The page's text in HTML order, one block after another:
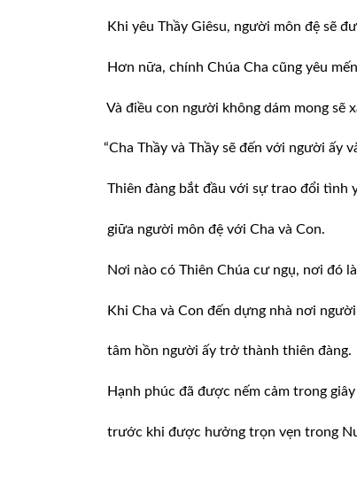
Khi yêu Thầy Giêsu, người môn đệ sẽ
Hơn nữa, chính Chúa Cha cũng yêu
Và điều con người không dám mong sẽ
“Cha Thầy và Thầy sẽ đến với người ấy
Thiên đàng bắt đầu với sự trao đổi tình
giữa người môn đệ với Cha và Con.
Nơi nào có Thiên Chúa cư ngụ, nơi đó
Khi Cha và Con đến dựng nhà nơi
tâm hồn người ấy trở thành thiên đàng.
Hạnh phúc đã được nếm cảm trong
trước khi được hưởng trọn vẹn trong